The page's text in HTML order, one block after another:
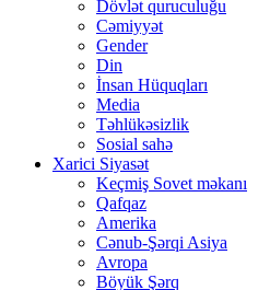
Dövlət quruculuğu
Cəmiyyət
Gender
Din
İnsan Hüquqları
Media
Təhlükəsizlik
Sosial sahə
Xarici Siyasət
Keçmiş Sovet məkanı
Qafqaz
Amerika
Cənub-Şərqi Asiya
Avropa
Böyük Şərq